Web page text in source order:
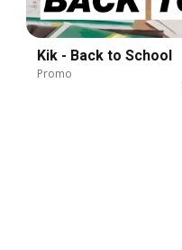
Kik - Back to School
Promo